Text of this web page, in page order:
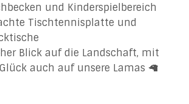
und Kinderspielbereich
Tischtennisplatte und
Blick auf die Landschaft, mit
auch auf unsere Lamas 🦙